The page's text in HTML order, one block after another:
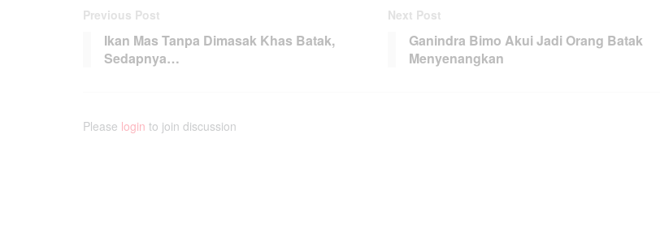
Previous Post
Ikan Mas Tanpa Dimasak Khas Batak,
Sedapnya…
Next Post
Ganindra Bimo Akui Jadi Orang Batak
Menyenangkan
Please login to join discussion